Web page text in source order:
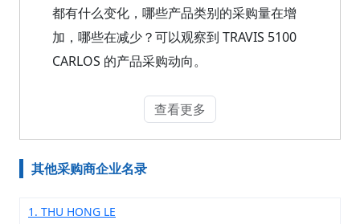
都有什么变化，哪些产品类别的采购量在增
加，哪些在减少？可以观察到 TRAVIS 5100
CARLOS 的产品采购动向。
查看更多
其他采购商企业名录
1. THU HONG LE